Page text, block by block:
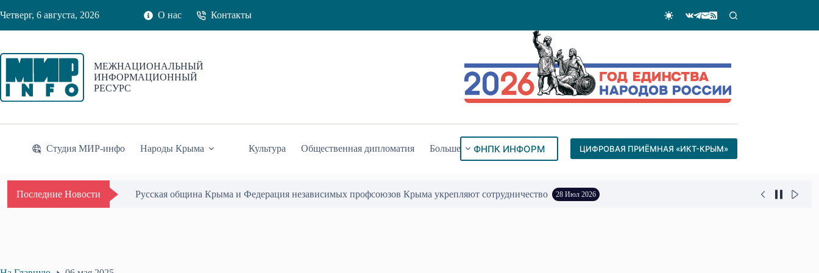
к
Четверг, 6 августа, 2026 О нас Контакты
МЕЖНАЦИОНАЛЬНЫЙ
ИНФОРМАЦИОННЫЙ
РЕСУРС
Студия МИР-инфо Народы Крыма Культура Общественная дипломатия Больше ФНПК ИНФОРМ ЦИФРОВАЯ ПРИЁМНАЯ «ИКТ-КРЫМ»
Последние Новости Русская община Крыма и Федерация независимых профсоюзов Крыма укрепляют сотрудничество 28 Июл 2026